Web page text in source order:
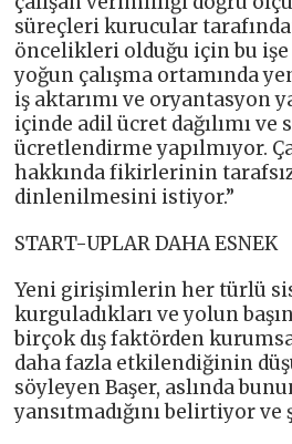
süreçleri kurucular
öncelikleri olduğu için bu işe
yoğun çalışma ortamında
iş aktarımı ve oryantasyon
içinde adil ücret dağılımı
ücretlendirme yapılmıyor.
hakkında fikirlerinin
dinlenilmesini istiyor.”
START-UPLAR DAHA ESNEK
Yeni girişimlerin her türlü
kurguladıkları ve yolun
birçok dış faktörden
daha fazla etkilendiğinin
söyleyen Başer, aslında
yansıtmadığını belirtiyor ve